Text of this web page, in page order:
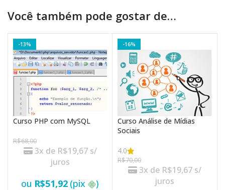
Você também pode gostar de…
-13%
Curso PHP com MySQL
R$68,00
3x de R$19,67 s/
juros
ou R$51,92 (pix )
-16%
Curso Análise de Mídias
Sociais
4.0
R$70,00
3x de R$19,67 s/
juros